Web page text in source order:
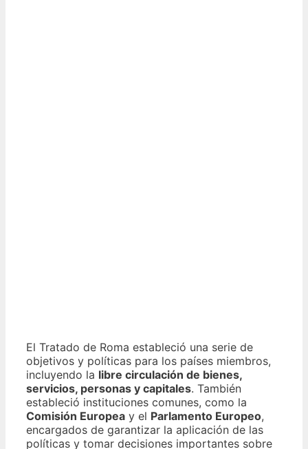
El Tratado de Roma estableció una serie de
objetivos y políticas para los países miembros,
incluyendo la libre circulación de bienes,
servicios, personas y capitales. También
estableció instituciones comunes, como la
Comisión Europea y el Parlamento Europeo,
encargados de garantizar la aplicación de las
políticas y tomar decisiones importantes sobre